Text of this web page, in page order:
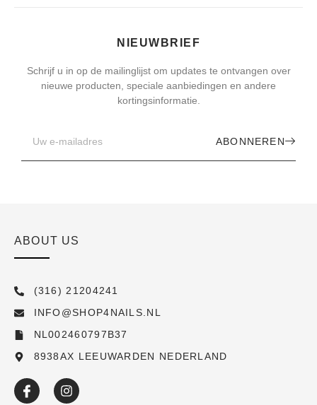
NIEUWBRIEF
Schrijf u in op de mailinglijst om updates te ontvangen over
nieuwe producten, speciale aanbiedingen en andere
kortingsinformatie.
ABONNEREN
ABOUT US
(316) 21204241
INFO@SHOP4NAILS.NL
NL002460797B37
8938AX LEEUWARDEN NEDERLAND